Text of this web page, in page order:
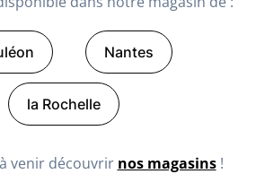
Nantes
la Rochelle
venir découvrir nos magasins!